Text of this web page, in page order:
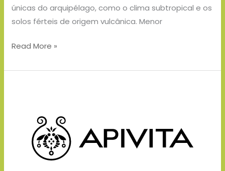
únicas do arquipélago, como o clima subtropical e os
solos férteis de origem vulcânica. Menor
Read More »
Prémios
Escolha
Sustentável